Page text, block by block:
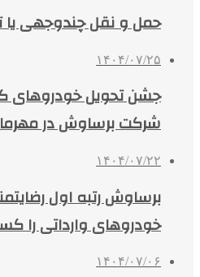
حمل و نقل چندوجهی یا
۱۴۰۴/۰۷/۲۵
جشن تحویل خودروهای
شرکت برساوش در
۱۴۰۴/۰۷/۲۲
برساوش رتبه اول
خودروهای وارداتی را
۱۴۰۴/۰۷/۰۶